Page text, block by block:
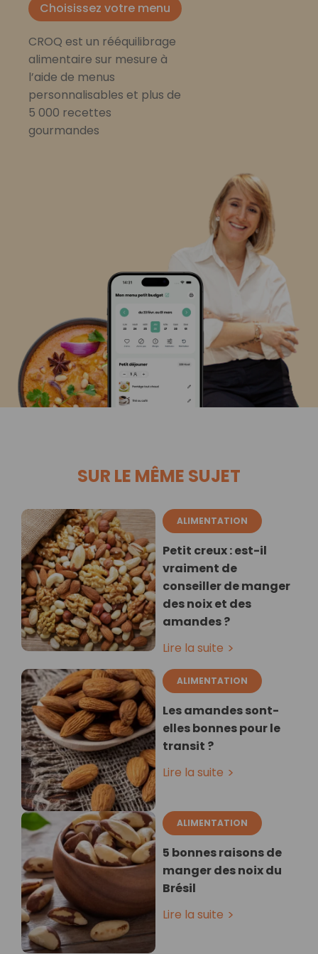
Choisissez votre menu
CROQ est un rééquilibrage
alimentaire sur mesure à
l’aide de menus
personnalisables et plus de
5 000 recettes
gourmandes
SUR LE MÊME SUJET
ALIMENTATION
Petit creux : est-il
vraiment de
conseiller de manger
des noix et des
amandes ?
Lire la suite
ALIMENTATION
Les amandes sont-
elles bonnes pour le
transit ?
Lire la suite
ALIMENTATION
5 bonnes raisons de
manger des noix du
Brésil
Lire la suite